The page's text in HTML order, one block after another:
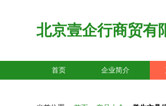
北京壹企行商贸有
首页 企业简介